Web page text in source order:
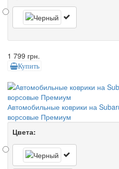
1 799 грн.
Купить
Автомобильные коврики на
ворсовые Премиум
Цвета: